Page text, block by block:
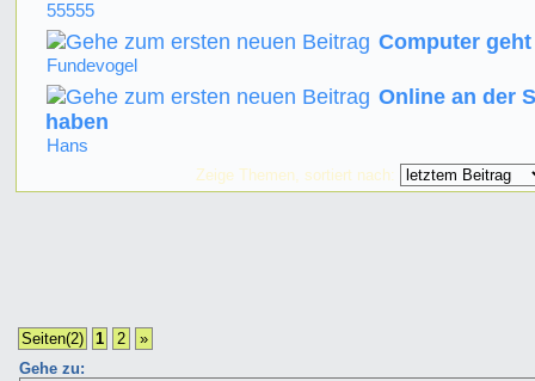
55555
Computer
Fundevogel
Online an der
haben
Hans
Zeige Themen, sortiert nach:
Seiten(2) 1 2
»
Gehe zu: